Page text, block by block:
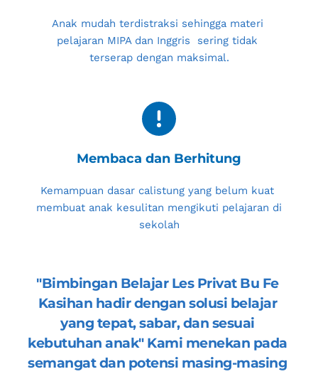
Anak mudah terdistraksi sehingga materi
pelajaran MIPA dan Inggris  sering tidak
terserap dengan maksimal.
Membaca dan Berhitung
Kemampuan dasar calistung yang belum kuat
membuat anak kesulitan mengikuti pelajaran di
sekolah
"Bimbingan Belajar Les Privat Bu Fe
Kasihan hadir dengan solusi belajar
yang tepat, sabar, dan sesuai
kebutuhan anak" Kami menekan pada
semangat dan potensi masing-masing